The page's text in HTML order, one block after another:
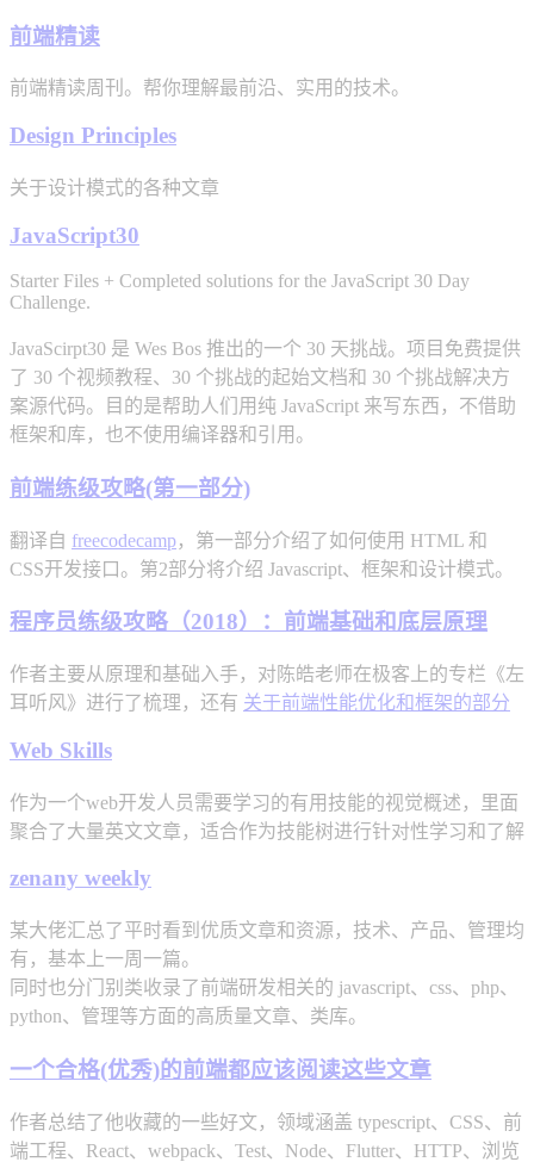
前端精读
前端精读周刊。帮你理解最前沿、实用的技术。
Design Principles
关于设计模式的各种文章
JavaScript30
Starter Files + Completed solutions for the JavaScript 30 Day
Challenge.
JavaScirpt30 是 Wes Bos 推出的一个 30 天挑战。项目免费提供
了 30 个视频教程、30 个挑战的起始文档和 30 个挑战解决方
案源代码。目的是帮助人们用纯 JavaScript 来写东西，不借助
框架和库，也不使用编译器和引用。
前端练级攻略(第一部分)
翻译自 freecodecamp，第一部分介绍了如何使用 HTML 和
CSS开发接口。第2部分将介绍 Javascript、框架和设计模式。
程序员练级攻略（2018）：前端基础和底层原理
作者主要从原理和基础入手，对陈皓老师在极客上的专栏《左
耳听风》进行了梳理，还有 关于前端性能优化和框架的部分
Web Skills
作为一个web开发人员需要学习的有用技能的视觉概述，里面
聚合了大量英文文章，适合作为技能树进行针对性学习和了解
zenany weekly
某大佬汇总了平时看到优质文章和资源，技术、产品、管理均
有，基本上一周一篇。
同时也分门别类收录了前端研发相关的 javascript、css、php、
python、管理等方面的高质量文章、类库。
一个合格(优秀)的前端都应该阅读这些文章
作者总结了他收藏的一些好文，领域涵盖 typescript、CSS、前
端工程、React、webpack、Test、Node、Flutter、HTTP、浏览